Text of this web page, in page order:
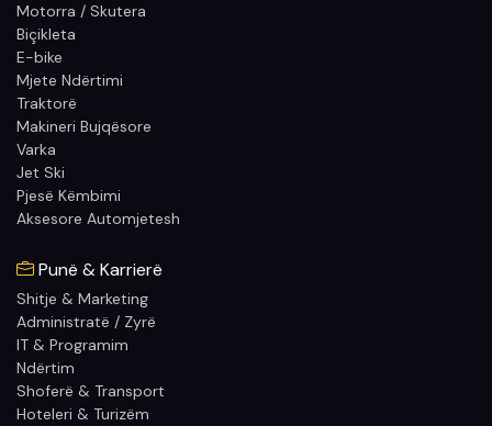
Motorra / Skutera
Biçikleta
E-bike
Mjete Ndërtimi
Traktorë
Makineri Bujqësore
Varka
Jet Ski
Pjesë Këmbimi
Aksesore Automjetesh
Punë & Karrierë
Shitje & Marketing
Administratë / Zyrë
IT & Programim
Ndërtim
Shoferë & Transport
Hoteleri & Turizëm